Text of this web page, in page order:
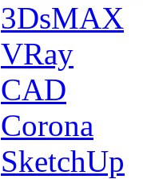
3DsMAX
VRay
CAD
Corona
SketchUp